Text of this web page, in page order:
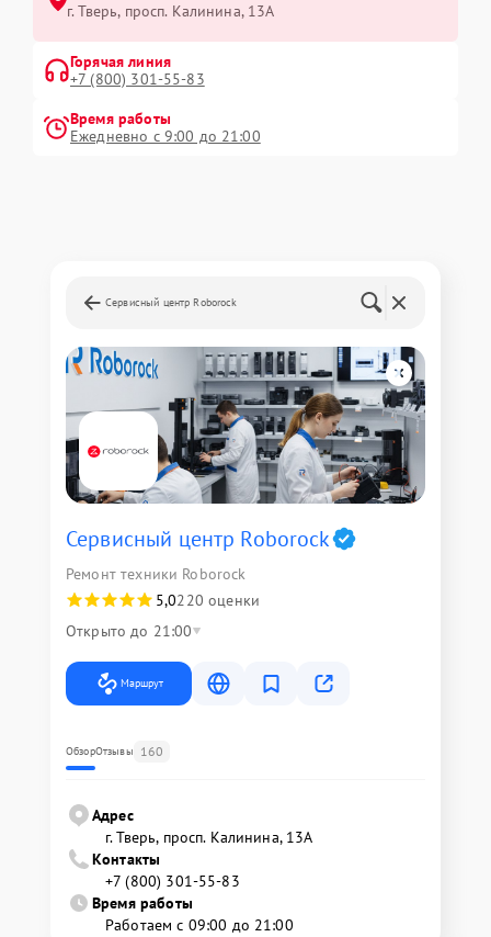
г. Тверь, просп. Калинина, 13А
Горячая линия
+7 (800) 301-55-83
Время работы
Ежедневно с 9:00 до 21:00
Сервисный центр Roborock
Сервисный центр Roborock
Ремонт техники Roborock
5,0220 оценки
Открыто до 21:00
Маршрут
ОбзорОтзывы 160
Адрес
г. Тверь, просп. Калинина, 13А
Контакты
+7 (800) 301-55-83
Время работы
Работаем с 09:00 до 21:00